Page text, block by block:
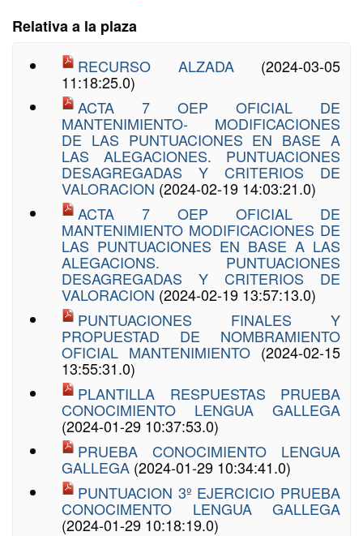
Relativa a la plaza
RECURSO ALZADA (2024-03-05
11:18:25.0)
ACTA 7 OEP OFICIAL DE
MANTENIMIENTO- MODIFICACIONES
DE LAS PUNTUACIONES EN BASE A
LAS ALEGACIONES. PUNTUACIONES
DESAGREGADAS Y CRITERIOS DE
VALORACION (2024-02-19 14:03:21.0)
ACTA 7 OEP OFICIAL DE
MANTENIMIENTO MODIFICACIONES DE
LAS PUNTUACIONES EN BASE A LAS
ALEGACIONS. PUNTUACIONES
DESAGREGADAS Y CRITERIOS DE
VALORACION (2024-02-19 13:57:13.0)
PUNTUACIONES FINALES Y
PROPUESTAD DE NOMBRAMIENTO
OFICIAL MANTENIMIENTO (2024-02-15
13:55:31.0)
PLANTILLA RESPUESTAS PRUEBA
CONOCIMIENTO LENGUA GALLEGA
(2024-01-29 10:37:53.0)
PRUEBA CONOCIMIENTO LENGUA
GALLEGA (2024-01-29 10:34:41.0)
PUNTUACION 3º EJERCICIO PRUEBA
CONOCIMENTO LENGUA GALLEGA
(2024-01-29 10:18:19.0)